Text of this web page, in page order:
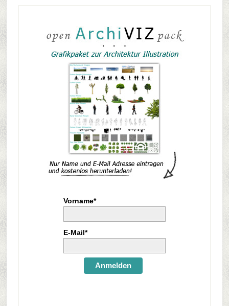
Vorname*
E-Mail*
Anmelden